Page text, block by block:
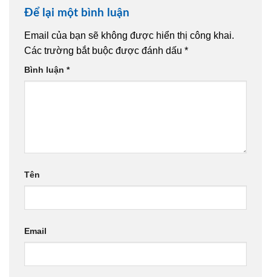
Để lại một bình luận
Email của bạn sẽ không được hiển thị công khai.
Các trường bắt buộc được đánh dấu *
Bình luận *
Tên
Email